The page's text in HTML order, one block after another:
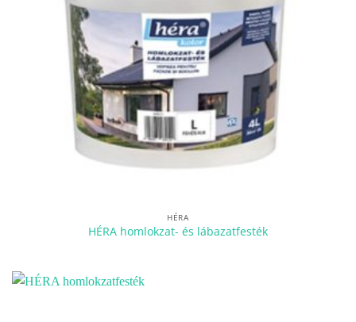
HÉRA
HÉRA homlokzat- és lábazatfesték